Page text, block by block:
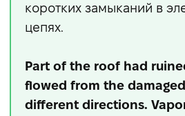
коротких замыканий в
цепях.
Part of the roof had
flowed from the
different directions.